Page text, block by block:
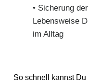
• Sicherung
Lebensweise
im Alltag
So schnell kannst